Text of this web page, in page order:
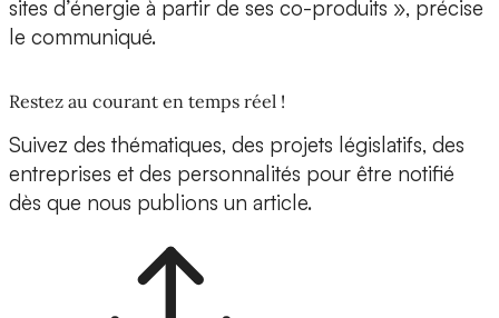
sites d’énergie à partir de ses co-produits », précise
le communiqué.
Restez au courant en temps réel !
Suivez des thématiques, des projets législatifs, des
entreprises et des personnalités pour être notifié
dès que nous publions un article.